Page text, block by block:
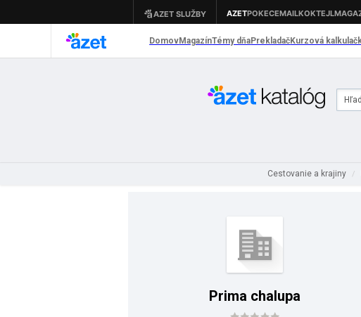
Cestovanie a krajiny /
Prima chalupa